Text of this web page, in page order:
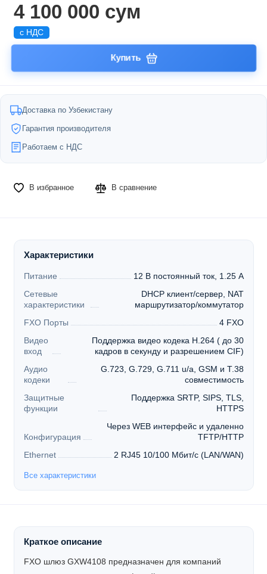
4 100 000 сум
с НДС
Купить
Доставка по Узбекистану
Гарантия производителя
Работаем с НДС
В избранное В сравнение
Характеристики
Питание
12 В постоянный ток, 1.25 А
Сетевые
характеристики
DHCP клиент/сервер, NAT
маршрутизатор/коммутатор
FXO Порты
4 FXO
Видео
вход
Поддержка видео кодека H.264 ( до 30
кадров в секунду и разрешением CIF)
Аудио
кодеки
G.723, G.729, G.711 u/a, GSM и T.38
совместимость
Защитные
функции
Поддержка SRTP, SIPS, TLS,
HTTPS
Конфигурация
Через WEB интерфейс и удаленно
TFTP/HTTP
Ethernet
2 RJ45 10/100 Мбит/с (LAN/WAN)
Все характеристики
Краткое описание
FXO шлюз GXW4108 предназначен для компаний